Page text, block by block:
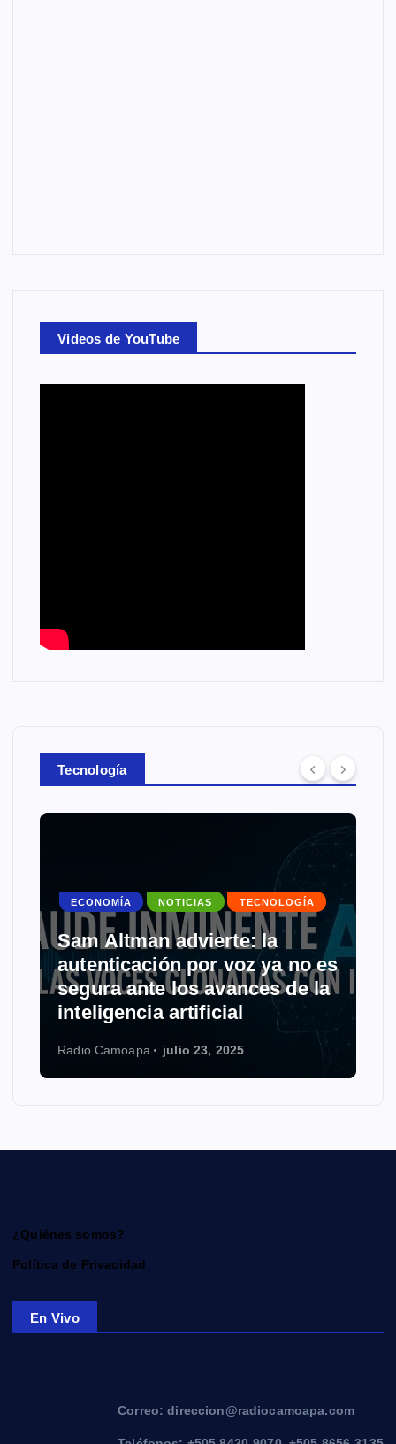
Videos de YouTube
Tecnología
ECONOMÍA NOTICIAS TECNOLOGÍA
Sam Altman advierte: la
autenticación por voz ya no es
segura ante los avances de la
inteligencia artificial
Radio Camoapa julio 23, 2025
¿Quiénes somos?
Política de Privacidad
En Vivo
Correo: direccion@radiocamoapa.com